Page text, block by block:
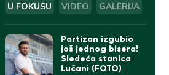
U FOKUSU VIDEO GALERIJA
Partizan izgubio
još jednog bisera!
Sledeća stanica
Lučani (FOTO)